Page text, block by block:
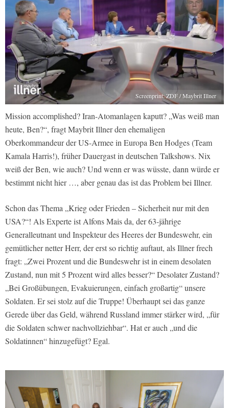
Screenprint: ZDF / Maybrit Illner
Mission accomplished? Iran-Atomanlagen kaputt? „Was weiß man
heute, Ben?“, fragt Maybrit Illner den ehemaligen
Oberkommandeur der US-Armee in Europa Ben Hodges (Team
Kamala Harris!), früher Dauergast in deutschen Talkshows. Nix
weiß der Ben, wie auch? Und wenn er was wüsste, dann würde er
bestimmt nicht hier …, aber genau das ist das Problem bei Illner.
Schon das Thema „Krieg oder Frieden – Sicherheit nur mit den
USA?“! Als Experte ist Alfons Mais da, der 63-jährige
Generalleutnant und Inspekteur des Heeres der Bundeswehr, ein
gemütlicher netter Herr, der erst so richtig auftaut, als Illner frech
fragt: „Zwei Prozent und die Bundeswehr ist in einem desolaten
Zustand, nun mit 5 Prozent wird alles besser?“ Desolater Zustand?
„Bei Großübungen, Evakuierungen, einfach großartig“ unsere
Soldaten. Er sei stolz auf die Truppe! Überhaupt sei das ganze
Gerede über das Geld, während Russland immer stärker wird, „für
die Soldaten schwer nachvollziehbar“. Hat er auch „und die
Soldatinnen“ hinzugefügt? Egal.